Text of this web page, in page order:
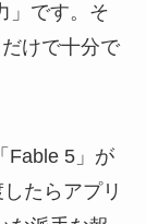
」です。そ
けで十分で
Fable 5」が
たらアプリ